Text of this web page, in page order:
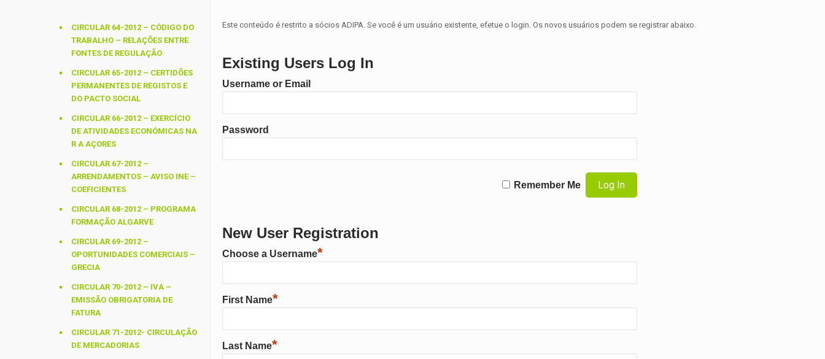
Este conteúdo é restrito a sócios ADIPA. Se você é um usuário existente, efetue o login. Os novos usuários podem se registrar abaixo.
Existing Users Log In
Username or Email
Password
Remember Me
New User Registration
Choose a Username*
First Name*
Last Name*
CIRCULAR 64-2012 – CÓDIGO DO
TRABALHO – RELAÇÕES ENTRE
FONTES DE REGULAÇÃO
CIRCULAR 65-2012 – CERTIDÕES
PERMANENTES DE REGISTOS E
DO PACTO SOCIAL
CIRCULAR 66-2012 – EXERCÍCIO
DE ATIVIDADES ECONÓMICAS NA
R A AÇORES
CIRCULAR 67-2012 –
ARRENDAMENTOS – AVISO INE –
COEFICIENTES
CIRCULAR 68-2012 – PROGRAMA
FORMAÇÃO ALGARVE
CIRCULAR 69-2012 –
OPORTUNIDADES COMERCIAIS –
GRECIA
CIRCULAR 70-2012 – IVA –
EMISSÃO OBRIGATORIA DE
FATURA
CIRCULAR 71-2012- CIRCULAÇÃO
DE MERCADORIAS